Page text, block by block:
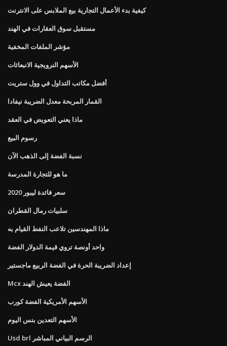
كيفية بدء الأعمال التجارية بيع الملابس على الانترنت
مستقبل سوق العقارات في الهند
مؤشر الملفات المخفية
الأسهم النرويجية الانبعاثات
أفضل مكاتب التداول في وول ستريت
القمار المربحة معدل الضريبة نيفادا
ماذا يعني التعويض في العقد
رسوم البيع
نسبة الفضة إلى الذهب الآن
ما هو للتجارة المدرسة
سعر فائدة ليبور 2020
سلبيات رمال القطران
ماذا المهندسين تلاعب النفط القيام به
واحد أونصة تروي قيمة الدولار الفضة
إعداد الضريبة الحرة في الفضة الربيع ماجستير
Mcx الفضة يعيش الهند
الأسهم الأمريكية الفضة كورب
الأسهم التعدين بنس اليوم
Usd brl الرسم البياني المباشر